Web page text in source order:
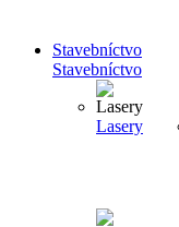
Stavebníctvo
Stavebníctvo
Lasery